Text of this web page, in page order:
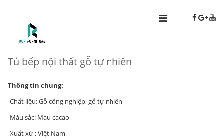
Tủ bếp nội thất gỗ tự nhiên
Thông tin chung:
-Chất liệu: Gỗ công nghiệp, gỗ tự nhiên
-Màu sắc: Màu cacao
-Xuất xứ : Việt Nam